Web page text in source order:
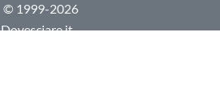
© 1999-2026
Dovesciare.it -